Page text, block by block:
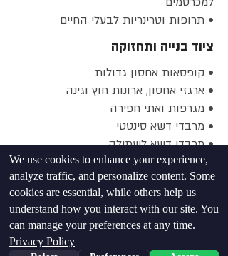
• ⁠תרופות וטרינריות לבעלי החיים
ציוד בנייה ותחזוקה
• קופסאות אחסון גדולות
• ⁠ארגזי אחסון, ארונות חוץ וגינה
• ⁠מגרפות ואתי חפירה
• ⁠מרבדי דשא סינטטי
• ⁠מרבדי דשא לשתילה
• ⁠חצץ (שומשום)
• ⁠כלי עבודה
• ⁠גדרות
• ⁠ברזנטים
• ⁠מלכודות נגד זבובים
• ⁠מעילי גשם לעבודה
We use cookies to enhance your experience,
analyze traffic, and personalize content. Some
cookies are essential, while others help us
understand how you interact with our site. You
can manage your preferences at any time.
Privacy Policy